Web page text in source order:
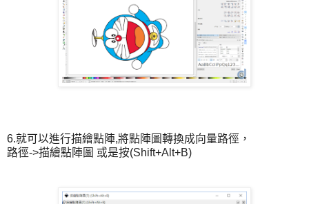
6.就可以進行描繪點陣,將點陣圖轉換成向量路徑，
路徑->描繪點陣圖 或是按(Shift+Alt+B)